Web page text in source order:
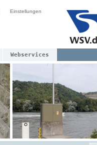
Einstellungen
Webservices